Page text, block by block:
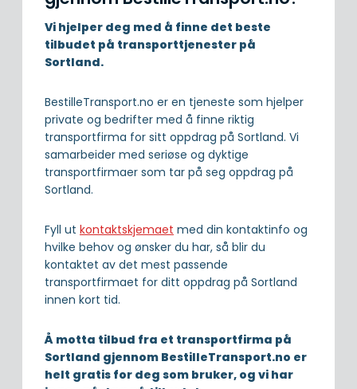
Vi hjelper deg med å finne det beste
tilbudet på transporttjenester på
Sortland.
BestilleTransport.no er en tjeneste som hjelper
private og bedrifter med å finne riktig
transportfirma for sitt oppdrag på Sortland. Vi
samarbeider med seriøse og dyktige
transportfirmaer som tar på seg oppdrag på
Sortland.
Fyll ut kontaktskjemaet med din kontaktinfo og
hvilke behov og ønsker du har, så blir du
kontaktet av det mest passende
transportfirmaet for ditt oppdrag på Sortland
innen kort tid.
Å motta tilbud fra et transportfirma på
Sortland gjennom BestilleTransport.no er
helt gratis for deg som bruker, og vi har